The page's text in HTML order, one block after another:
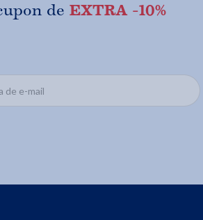
de EXTRA -10%